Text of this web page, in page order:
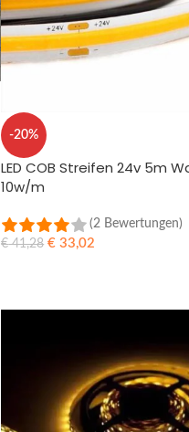
-20%
LED COB Streifen 24v 5m
10w/m
(2 Bewertungen)
€41,28 € 33,02